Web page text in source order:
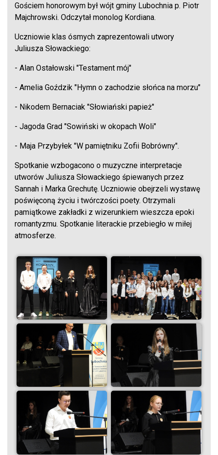
Gościem honorowym był wójt gminy Lubochnia p. Piotr
Majchrowski. Odczytał monolog Kordiana.
Uczniowie klas ósmych zaprezentowali utwory
Juliusza Słowackiego:
- Alan Ostałowski "Testament mój"
- Amelia Goździk "Hymn o zachodzie słońca na morzu"
- Nikodem Bernaciak "Słowiański papież"
- Jagoda Grad "Sowiński w okopach Woli"
- Maja Przybyłek "W pamiętniku Zofii Bobrówny".
Spotkanie wzbogacono o muzyczne interpretacje
utworów Juliusza Słowackiego śpiewanych przez
Sannah i Marka Grechutę. Uczniowie obejrzeli wystawę
poświęconą życiu i twórczości poety. Otrzymali
pamiątkowe zakładki z wizerunkiem wieszcza epoki
romantyzmu. Spotkanie literackie przebiegło w miłej
atmosferze.